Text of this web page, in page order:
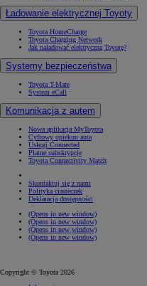
Ładowanie elektrycznej Toyoty
Toyota HomeCharge
Toyota Charging Network
Jak naładować elektryczną Toyotę?
Systemy bezpieczeństwa
Toyota T-Mate
System eCall
Komunikacja z autem
Nowa aplikacja MyToyota
Cyfrowy opiekun auta
Usługi Connected
Płatne subskrypcje
Toyota Connectivity Match
Skontaktuj się z nami
Polityka ciasteczek
Deklaracja dostępności
(Opens in new window)
(Opens in new window)
(Opens in new window)
(Opens in new window)
Copyright © Toyota 2026